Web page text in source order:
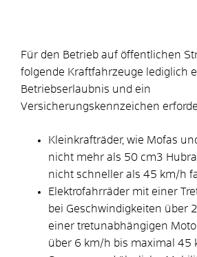
Für den Betrieb auf öffentlichen
folgende Kraftfahrzeuge lediglich
Betriebserlaubnis und ein
Versicherungskennzeichen
Kleinkrafträder, wie Mofas
nicht mehr als 50 cm3
nicht schneller als 45 km/h
Elektrofahrräder mit einer
bei Geschwindigkeiten über
einer tretunabhängigen
über 6 km/h bis maximal 45